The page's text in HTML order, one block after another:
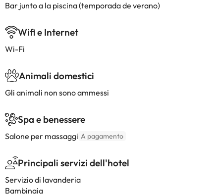
Bar junto a la piscina (temporada de verano)
Wifi e Internet
Wi-Fi
Animali domestici
Gli animali non sono ammessi
Spa e benessere
Salone per massaggi A pagamento
Principali servizi dell'hotel
Servizio di lavanderia
Bambinaia